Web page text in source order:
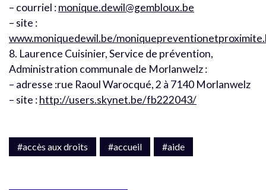
– courriel :monique.dewil@gembloux.be
– site :
www.moniquedewil.be/
8. Laurence Cuisinier, Service de prévention,
Administration communale de Morlanwelz :
– adresse :rue Raoul Warocqué, 2 à 7140 Morlanwelz
– site :http://users.skynet.be/fb222043/
#accès aux droits #accueil #aide